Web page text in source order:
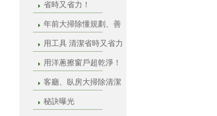
省時又省力！
年前大掃除懂規劃、善
用工具 清潔省時又省力
用洋蔥擦窗戶超乾淨！
客廳、臥房大掃除清潔
秘訣曝光